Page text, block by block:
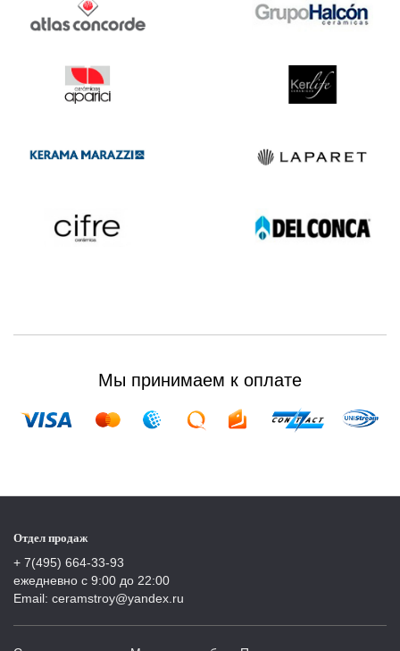
Мы принимаем к оплате
Отдел продаж
+ 7(495) 664-33-93
ежедневно с 9:00 до 22:00
Email: ceramstroy@yandex.ru